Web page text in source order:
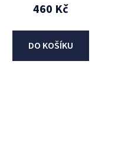
460 Kč
DO KOŠÍKU